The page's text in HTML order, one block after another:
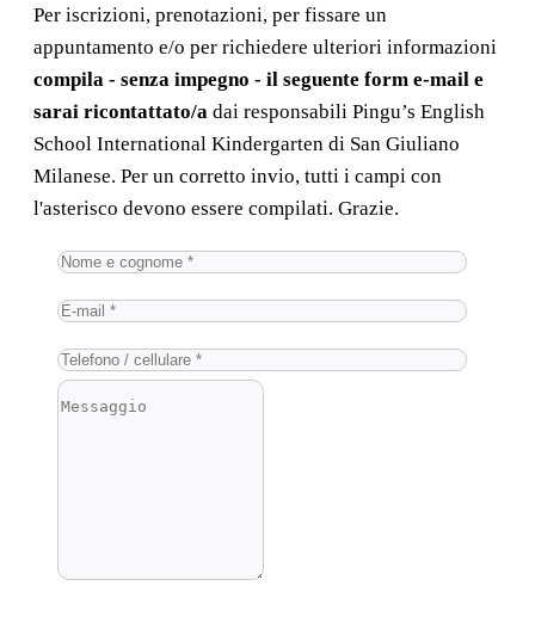
Per iscrizioni, prenotazioni, per fissare un
appuntamento e/o per richiedere ulteriori informazioni
compila - senza impegno - il seguente form e-mail e
sarai ricontattato/a dai responsabili Pingu’s English
School International Kindergarten di San Giuliano
Milanese. Per un corretto invio, tutti i campi con
l'asterisco devono essere compilati. Grazie.